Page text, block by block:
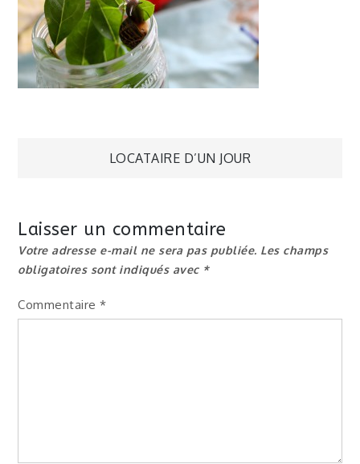
Navigation
l’article
LOCATAIRE D’UN JOUR
Laisser un commentaire
Votre adresse e-mail ne sera pas publiée. Les champs
obligatoires sont indiqués avec *
Commentaire*